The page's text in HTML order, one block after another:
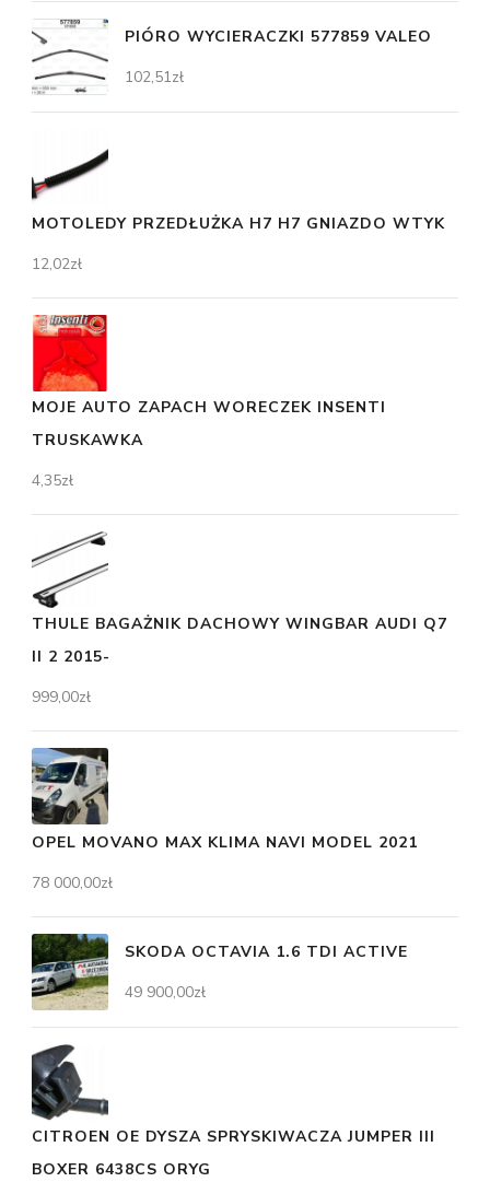
PIÓRO WYCIERACZKI 577859 VALEO
102,51zł
MOTOLEDY PRZEDŁUŻKA H7 H7 GNIAZDO WTYK
12,02zł
MOJE AUTO ZAPACH WORECZEK INSENTI
TRUSKAWKA
4,35zł
THULE BAGAŻNIK DACHOWY WINGBAR AUDI Q7
II 2 2015-
999,00zł
OPEL MOVANO MAX KLIMA NAVI MODEL 2021
78 000,00zł
SKODA OCTAVIA 1.6 TDI ACTIVE
49 900,00zł
CITROEN OE DYSZA SPRYSKIWACZA JUMPER III
BOXER 6438CS ORYG